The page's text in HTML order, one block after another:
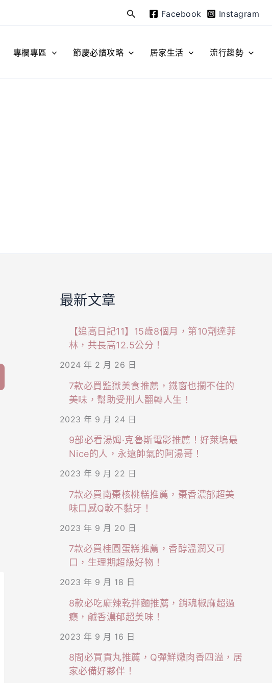
搜
尋
Facebook Instagram
專欄專區 節慶必讀攻略 居家生活 流行趨勢
最新文章
【追高日記11】15歲8個月，第10劑達菲
林，共長高12.5公分！
2024 年 2 月 26 日
7款必買監獄美食推薦，鐵窗也攔不住的
美味，幫助受刑人翻轉人生！
2023 年 9 月 24 日
9部必看湯姆·克魯斯電影推薦！好萊塢最
Nice的人，永遠帥氣的阿湯哥！
2023 年 9 月 22 日
7款必買南棗核桃糕推薦，棗香濃郁超美
味口感Q軟不黏牙！
2023 年 9 月 20 日
7款必買桂圓蛋糕推薦，香醇溫潤又可
口，生理期超級好物！
2023 年 9 月 18 日
8款必吃麻辣乾拌麵推薦，銷魂椒麻超過
癮，鹹香濃郁超美味！
2023 年 9 月 16 日
8間必買貢丸推薦，Q彈鮮嫩肉香四溢，居
家必備好夥伴！